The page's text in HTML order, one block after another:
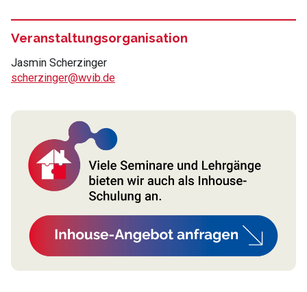
Veranstaltungsorganisation
Jasmin Scherzinger
scherzinger@wvib.de